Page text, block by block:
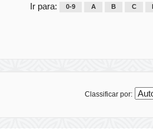
Ir para: 0-9 A B C
Classificar por: